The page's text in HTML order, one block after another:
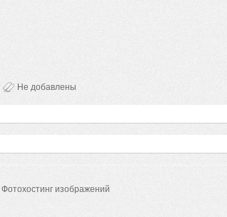
Не добавлены
Фотохостинг изображений